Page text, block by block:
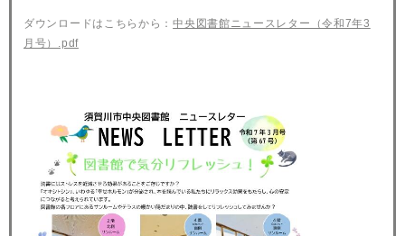
ダウンロードはこちらから：中央図書館ニュースレター（令和7年3
月号）.pdf